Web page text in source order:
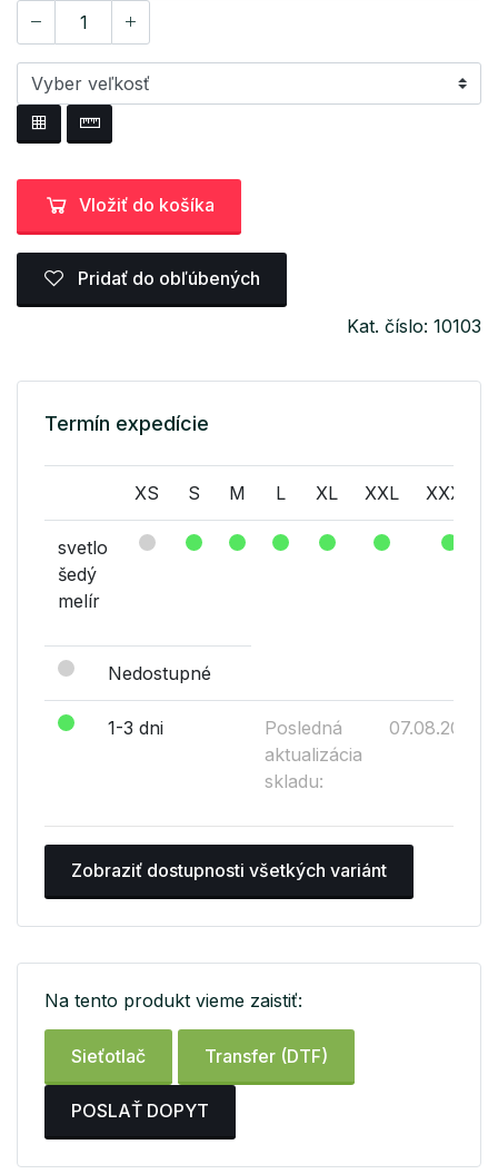
Vložiť do košíka
Pridať do obľúbených
Kat. číslo: 10103
Termín expedície
XS S M L XL XXL XXXL
svetlo
šedý
melír
Nedostupné
1-3 dni
Posledná
aktualizácia
skladu:
07.08.2026
Zobraziť dostupnosti všetkých variánt
Na tento produkt vieme zaistiť:
Sieťotlač Transfer (DTF)
POSLAŤ DOPYT